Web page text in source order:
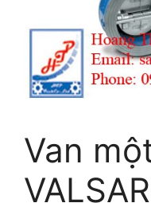
Van
VALSAR